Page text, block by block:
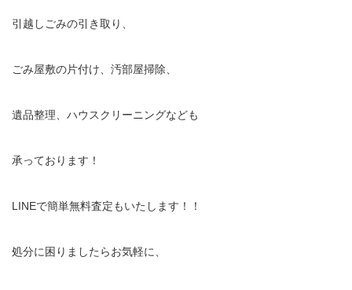
引越しごみの引き取り、
ごみ屋敷の片付け、汚部屋掃除、
遺品整理、ハウスクリーニングなども
承っております！
LINEで簡単無料査定もいたします！！
処分に困りましたらお気軽に、